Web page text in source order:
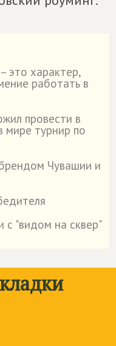
это характер,
работать в
провести в
мире турнир по
Чувашии и
с "видом на сквер"